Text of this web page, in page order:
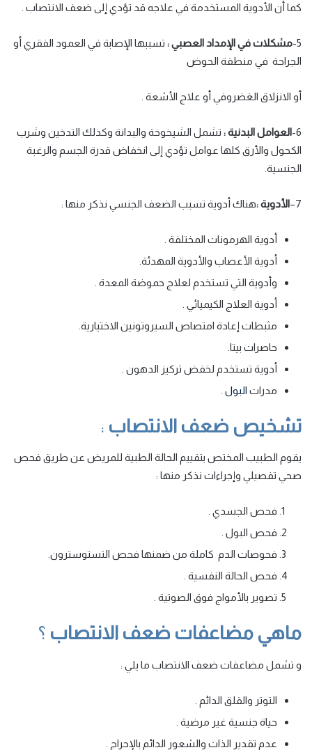
كما أن الأدوية المستخدمة في علاجه قد تؤدي إلى ضعف الانتصاب .
5- مشكلات في الإمداد العصبي: تسببها الإصابة في العمود الفقري أو
الجراحة في منطقة الحوض
أو الانزلاق الغضروفي أو علاج الأشعة .
6- العوامل البدنية: تشمل الشيخوخة والبدانة وكذلك التدخين وشرب
الكحول والأرق كلها عوامل تؤدي إلى انخفاض قدرة الجسم والرغبة
الجنسية.
7
–الأدوية:هناك أدوية تسبب الضعف الجنسي نذكر منها :
أدوية الهرمونات المختلفة .
أدوية الأعصاب والأدوية المهدئة.
وأدوية التي تستخدم لعلاج حموضة المعدة .
أدوية العلاج الكيميائي .
مثبطات إعادة امتصاص السيروتونين الاختيارية.
حاصرات بيتا.
أدوية تستخدم لخفض تركيز الدهون .
مدرات البول
تشخيص ضعف الانتصاب :
يقوم الطبيب المختص بتقييم الحالة الطبية للمريض عن طريق فحص
صحي تفصيلي وإجراءات نذكر منها :
فحص الجسدي .
فحص البول .
فحوصات الدم كاملة من ضمنها فحص التستوسترون.
فحص الحالة النفسية .
تصوير بالأمواج فوق الصوتية .
ماهي مضاعفات ضعف الانتصاب ؟
و تشمل مضاعفات ضعف الانتصاب ما يلي :
التوتر والقلق الدائم .
حياة جنسية غير مرضية .
عدم تقدير الذات والشعور الدائم بالإحراج .